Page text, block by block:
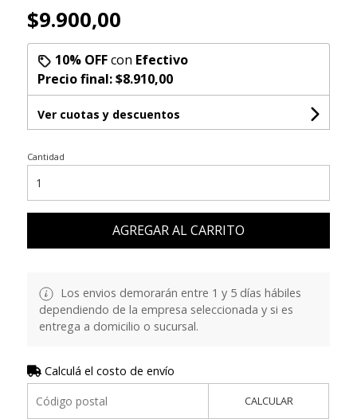
$9.900,00
10% OFFcon Efectivo
Precio final:$8.910,00
Ver cuotas y descuentos
Cantidad
AGREGAR AL CARRITO
Los envios demorarán entre 1 y 5 días hábiles
dependiendo de la empresa seleccionada y si es
entrega a domicilio o sucursal.
Calculá el costo de envío
CALCULAR